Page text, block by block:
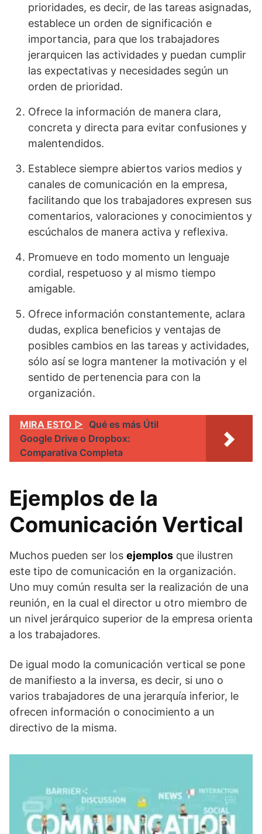
prioridades, es decir, de las tareas asignadas,
establece un orden de significación e
importancia, para que los trabajadores
jerarquicen las actividades y puedan cumplir
las expectativas y necesidades según un
orden de prioridad.
Ofrece la información de manera clara,
concreta y directa para evitar confusiones y
malentendidos.
Establece siempre abiertos varios medios y
canales de comunicación en la empresa,
facilitando que los trabajadores expresen sus
comentarios, valoraciones y conocimientos y
escúchalos de manera activa y reflexiva.
Promueve en todo momento un lenguaje
cordial, respetuoso y al mismo tiempo
amigable.
Ofrece información constantemente, aclara
dudas, explica beneficios y ventajas de
posibles cambios en las tareas y actividades,
sólo así se logra mantener la motivación y el
sentido de pertenencia para con la
organización.
MIRA ESTO ▷ Qué es más Útil
Google Drive o Dropbox:
Comparativa Completa
Ejemplos de la
Comunicación Vertical
Muchos pueden ser los ejemplos que ilustren
este tipo de comunicación en la organización.
Uno muy común resulta ser la realización de una
reunión, en la cual el director u otro miembro de
un nivel jerárquico superior de la empresa orienta
a los trabajadores.
De igual modo la comunicación vertical se pone
de manifiesto a la inversa, es decir, si uno o
varios trabajadores de una jerarquía inferior, le
ofrecen información o conocimiento a un
directivo de la misma.